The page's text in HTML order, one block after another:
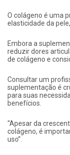
O colágeno é uma
elasticidade da
Embora a
reduzir dores
de colágeno e
Consultar um
suplementação é
para suas
benefícios.
“Apesar da
colágeno, é
uso”.